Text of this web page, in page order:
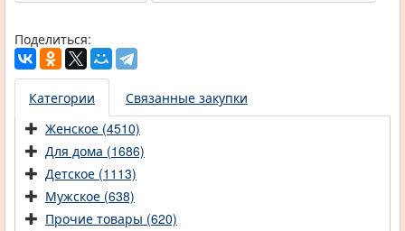
Поделиться:
Категории
Связанные закупки
Женское (4510)
Для дома (1686)
Детское (1113)
Мужское (638)
Прочие товары (620)